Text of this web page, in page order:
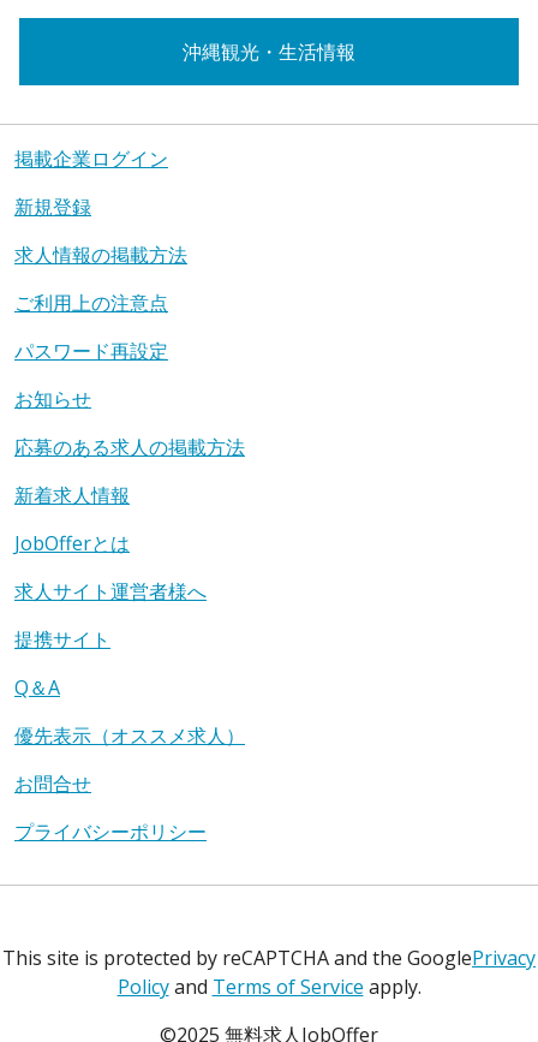
沖縄観光・生活情報
掲載企業ログイン
新規登録
求人情報の掲載方法
ご利用上の注意点
パスワード再設定
お知らせ
応募のある求人の掲載方法
新着求人情報
JobOfferとは
求人サイト運営者様へ
提携サイト
Q＆A
優先表示（オススメ求人）
お問合せ
プライバシーポリシー
This site is protected by reCAPTCHA and the GooglePrivacy
Policyand Terms of Service apply.
©2025 無料求人JobOffer